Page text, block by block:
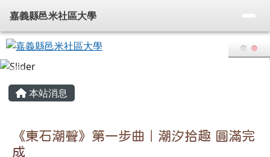
嘉義縣邑米社區大學
導覽列
嘉義縣邑米社區大學
主內容區域
本站消息
《東石潮聲》第一步曲｜潮汐拾趣 圓滿完
成
頁尾區域